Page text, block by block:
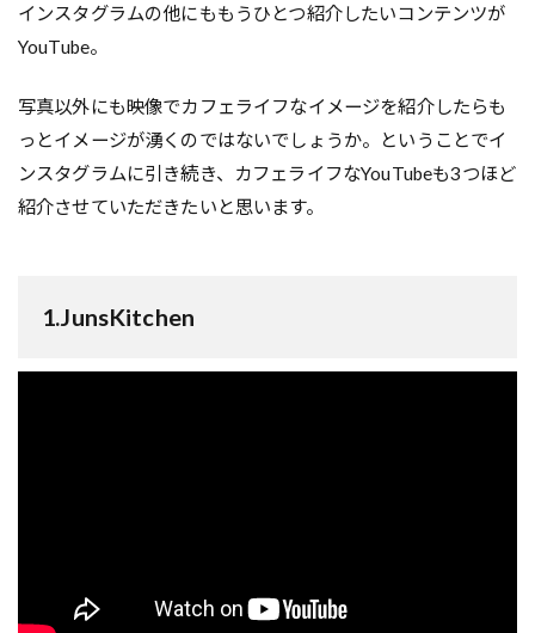
インスタグラムの他にももうひとつ紹介したいコンテンツが
YouTube。
写真以外にも映像でカフェライフなイメージを紹介したらも
っとイメージが湧くのではないでしょうか。ということでイ
ンスタグラムに引き続き、カフェライフなYouTubeも3つほど
紹介させていただきたいと思います。
1.JunsKitchen